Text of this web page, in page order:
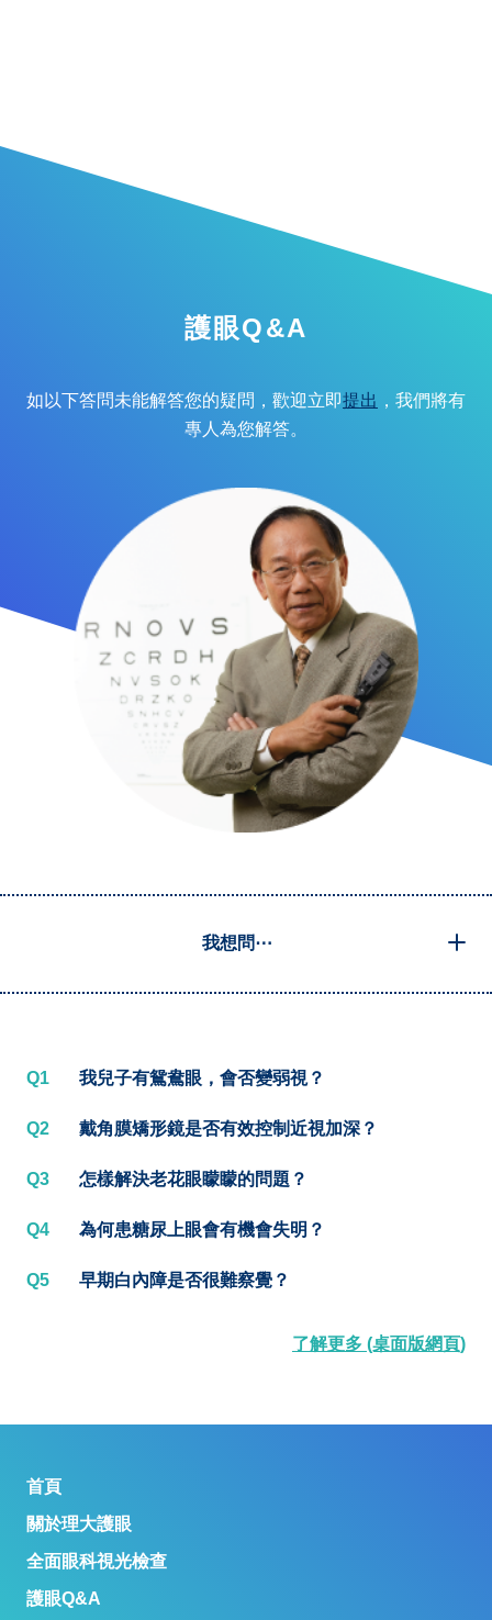
護眼Q&A
如以下答問未能解答您的疑問，歡迎立即提出 ，我們將有
專人為您解答。
我想問⋯
Q1 我兒子有鴛鴦眼，會否變弱視？
Q2 戴角膜矯形鏡是否有效控制近視加深？
Q3 怎樣解決老花眼矇矇的問題？
Q4 為何患糖尿上眼會有機會失明？
Q5 早期白內障是否很難察覺？
了解更多 (桌面版網頁)
首頁
關於理大護眼
全面眼科視光檢查
護眼Q&A